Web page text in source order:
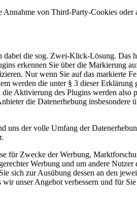
von Third-Party-Cookies
die sog. Zwei-Klick-Lösung. Das
erkennen Sie über die Markierung
Nur wenn Sie auf das markierte
werden die unter § 3 dieser
Aktivierung des Plugins werden
die Datenerhebung
der volle Umfang der
Zwecke der Werbung,
Werbung und um andere
sich zur Ausübung dessen an den
unser Angebot verbessern und für